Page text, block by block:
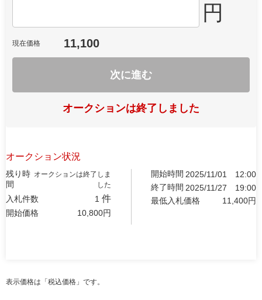
円
現在価格 11,100
次に進む
オークションは終了しました
オークション状況
残り時
間
オークションは終了しま
した
入札件数 1 件
開始価格 10,800円
開始時間 2025/11/01
12:00
終了時間 2025/11/27
19:00
最低入札価格
11,400円
表示価格は「税込価格」です。